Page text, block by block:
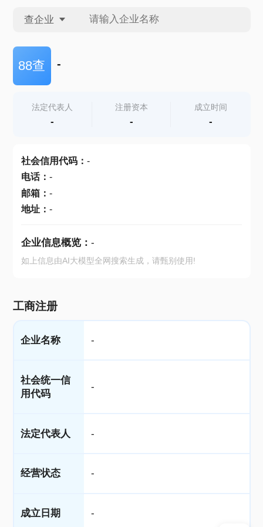
查企业
查企业
查产地
88查 -
法定代表人
-
注册资本
-
成立时间
-
社会信用代码： -
电话： -
邮箱： -
地址： -
企业信息概览： -
如上信息由AI大模型全网搜索生成，请甄别使用!
工商注册
企业名称 -
社会统一信
用代码
-
法定代表人 -
经营状态 -
成立日期 -